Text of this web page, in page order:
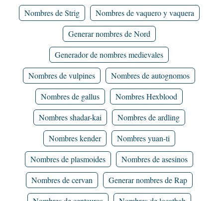
Nombres de Strig
Nombres de vaquero y vaquera
Generar nombres de Nord
Generador de nombres medievales
Nombres de vulpines
Nombres de autognomos
Nombres de gallus
Nombres Hexblood
Nombres shadar-kai
Nombres de ardling
Nombres kender
Nombres yuan-ti
Nombres de plasmoides
Nombres de asesinos
Nombres de cervan
Generar nombres de Rap